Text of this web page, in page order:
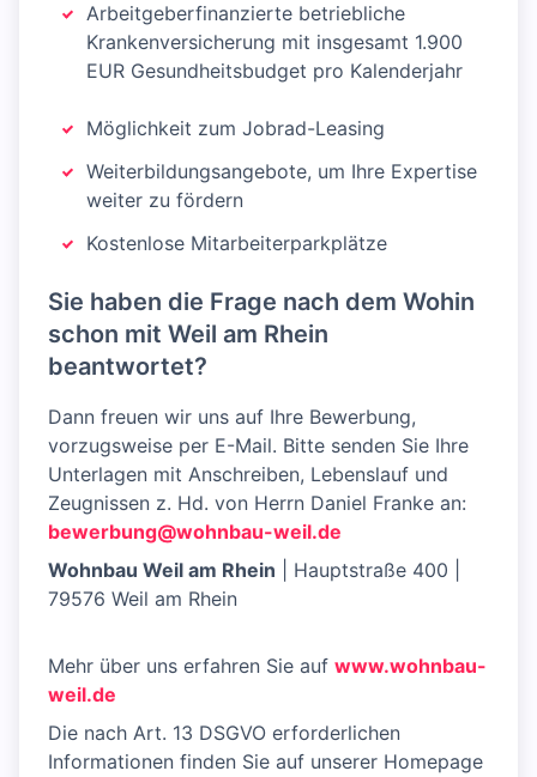
Arbeitgeberfinanzierte betriebliche
Kranken­versicherung mit insgesamt 1.900
EUR Gesundheitsbudget pro Kalenderjahr
Möglichkeit zum Jobrad-Leasing
Weiterbildungsangebote, um Ihre Expertise
weiter zu fördern
Kostenlose Mitarbeiterparkplätze
Sie haben die Frage nach dem Wohin
schon mit Weil am Rhein
beantwortet?
Dann freuen wir uns auf Ihre Bewerbung,
vorzugsweise per E-Mail. Bitte senden Sie Ihre
Unterlagen mit Anschreiben, Lebenslauf und
Zeugnissen z. Hd. von Herrn Daniel Franke an:
bewerbung@wohnbau-weil.de
Wohnbau Weil am Rhein | Hauptstraße 400 |
79576 Weil am Rhein
Mehr über uns erfahren Sie auf www.wohnbau-
weil.de
Die nach Art. 13 DSGVO erforderlichen
Informationen finden Sie auf unserer Homepage